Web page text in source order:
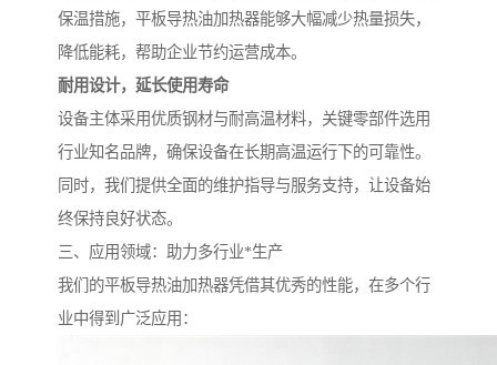
保温措施，平板导热油加热器能够大幅减少热量损失，
降低能耗，帮助企业节约运营成本。
耐用设计，延长使用寿命
设备主体采用优质钢材与耐高温材料，关键零部件选用
行业知名品牌，确保设备在长期高温运行下的可靠性。
同时，我们提供全面的维护指导与服务支持，让设备始
终保持良好状态。
三、应用领域：助力多行业*生产
我们的平板导热油加热器凭借其优秀的性能，在多个行
业中得到广泛应用：